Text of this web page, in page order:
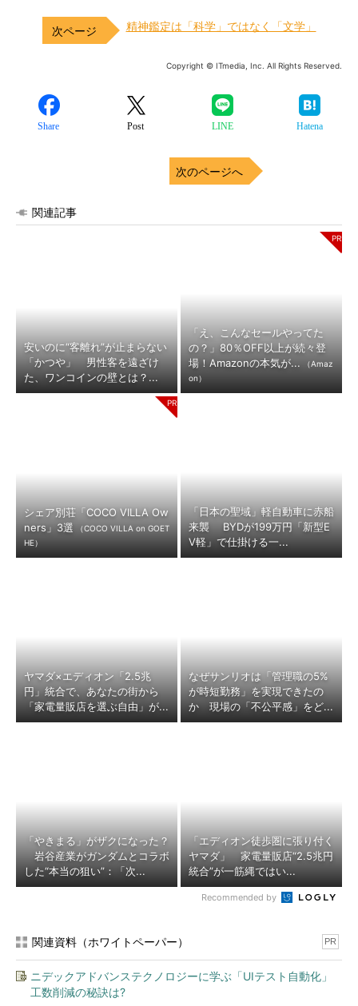
精神鑑定は「科学」ではなく「文学」
Copyright © ITmedia, Inc. All Rights Reserved.
Share Post LINE Hatena
次のページへ
関連記事
安いのに“客離れ”が止まらない
「かつや」 男性客を遠ざけ
た、ワンコインの壁とは？...
「え、こんなセールやってた
の？」80％OFF以上が続々登
場！Amazonの本気が...
（Amaz
on）
シェア別荘「COCO VILLA Ow
ners」3選
（COCO VILLA on GOET
HE）
「日本の聖域」軽自動車に赤船
来襲 BYDが199万円「新型E
V軽」で仕掛ける一...
ヤマダ×エディオン「2.5兆
円」統合で、あなたの街から
「家電量販店を選ぶ自由」が...
なぜサンリオは「管理職の5%
が時短勤務」を実現できたの
か 現場の「不公平感」をど...
「やきまる」がザクになった？
岩谷産業がガンダムとコラボ
した“本当の狙い”：「次...
「エディオン徒歩圏に張り付く
ヤマダ」 家電量販店“2.5兆円
統合”が一筋縄ではい...
Recommended by
関連資料（ホワイトペーパー） PR
ニデックアドバンステクノロジーに学ぶ「UIテスト自動化」
工数削減の秘訣は?